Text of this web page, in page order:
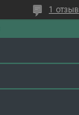
1 отзыв